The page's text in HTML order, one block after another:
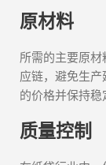
原材料
所需的主要原
应链，避免生
的价格并保持稳
质量控制